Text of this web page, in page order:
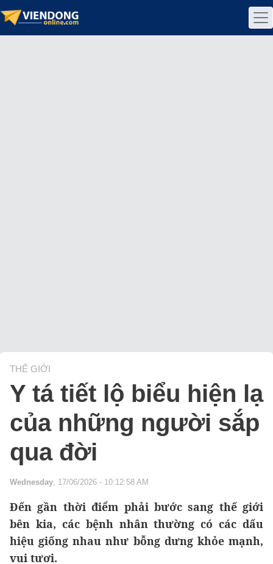
THẾ GIỚI
Y tá tiết lộ biểu hiện lạ
của những người sắp
qua đời
Wednesday, 17/06/2026 - 10:12:58 AM
Đến gần thời điểm phải bước sang thế giới
bên kia, các bệnh nhân thường có các dấu
hiệu giống nhau như bỗng dưng khỏe mạnh,
vui tươi.